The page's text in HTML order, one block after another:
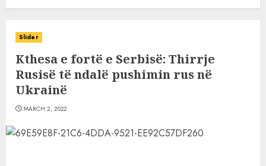
Slider
Kthesa e fortë e Serbisë: Thirrje
Rusisë të ndalë pushimin rus në
Ukrainë
MARCH 2, 2022